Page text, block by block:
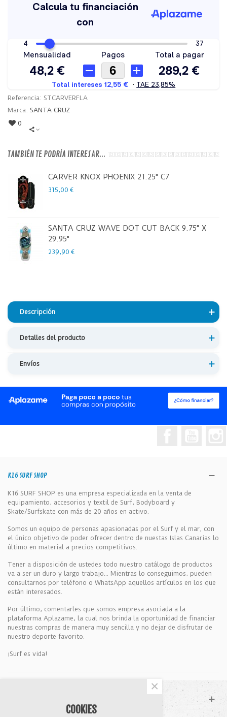
Referencia: STCARVERFLA
Marca: SANTA CRUZ
0
TAMBIÉN TE PODRÍA INTERESAR...
CARVER KNOX PHOENIX 21.25" C7
315,00 €
SANTA CRUZ WAVE DOT CUT BACK 9.75" X
29.95"
239,90 €
Descripción
Detalles del producto
Envíos
K16 SURF SHOP
K16 SURF SHOP es una empresa especializada en la venta de
equipamiento, accesorios y textil de Surf, Bodyboard y
Skate/Surfskate con más de 20 años en activo.
Somos un equipo de personas apasionadas por el Surf y el mar, con
el único objetivo de poder ofrecer dentro de nuestas Islas Canarias lo
último en material a precios competitivos.
Tener a disposición de ustedes todo nuestro catálogo de productos
va a ser un duro y largo trabajo... Mientras lo conseguimos, pueden
consultarnos por teléfono o WhatsApp aquellos artículos en los que
están interesados.
Por último, comentarles que somos empresa asociada a la
plataforma Aplazame, la cual nos brinda la oportunidad de financiar
nuestras compras de manera muy sencilla y no dejar de disfrutar de
nuestro deporte favorito.
¡Surf es vida!
COOKIES
×